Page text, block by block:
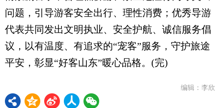
问题，引导游客安全出行、理性消费；优秀导游
代表共同发出文明执业、安全护航、诚信服务倡
议，以有温度、有追求的“宠客”服务，守护旅途
平安，彰显“好客山东”暖心品格。(完)
编辑：李欣